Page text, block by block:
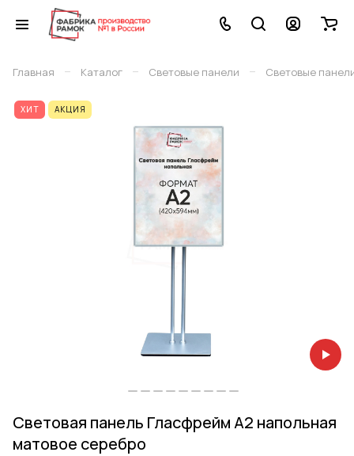
Главная – Каталог – Световые панели – Световые
ХИТ АКЦИЯ
Световая панель Гласфрейм А2 напольная
матовое серебро